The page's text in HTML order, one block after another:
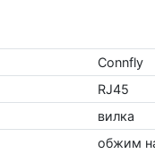
Connfly
RJ45
вилка
обжим